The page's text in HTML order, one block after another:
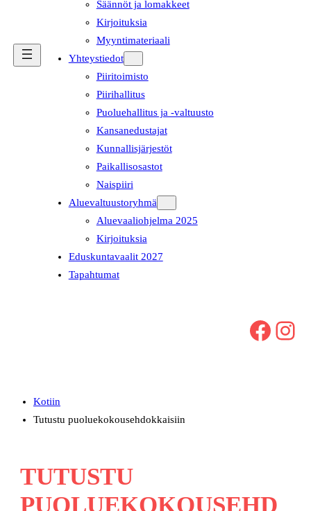
Säännöt ja lomakkeet
Kirjoituksia
Myyntimateriaali
Yhteystiedot
Piiritoimisto
Piirihallitus
Puoluehallitus ja -valtuusto
Kansanedustajat
Kunnallisjärjestöt
Paikallisosastot
Naispiiri
Aluevaltuustoryhmä
Aluevaaliohjelma 2025
Kirjoituksia
Eduskuntavaalit 2027
Tapahtumat
Facebook Instagram
Kotiin
Tutustu puoluekokousehdokkaisiin
TUTUSTU
PUOLUEKOKOUSEHD